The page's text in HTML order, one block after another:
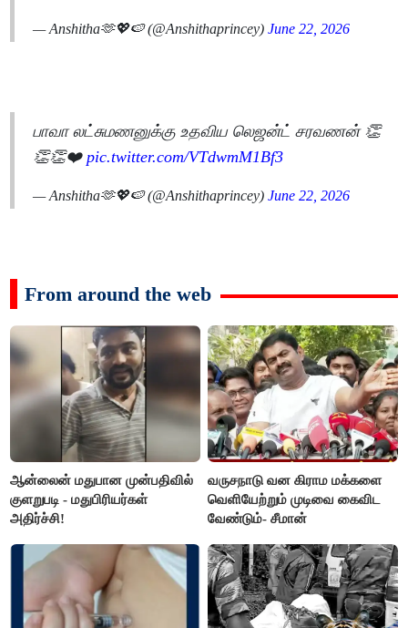
— Anshitha🫶💖🍉 (@Anshithaprincey)June 22, 2026
பாவா லட்சுமணனுக்கு உதவிய லெஜன்ட் சரவணன் 👏
👏👏❤️pic.twitter.com/VTdwmM1Bf3
— Anshitha🫶💖🍉 (@Anshithaprincey)June 22, 2026
From around the web
ஆன்லைன் மதுபான முன்பதிவில்
குளறுபடி - மதுபிரியர்கள்
அதிர்ச்சி!
வருசநாடு வன கிராம மக்களை
வெளியேற்றும் முடிவை கைவிட
வேண்டும்- சீமான்